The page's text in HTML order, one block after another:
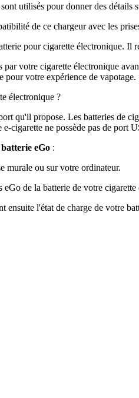
utilisés pour donner des détails
de ce chargeur avec les
pour cigarette électronique.
votre cigarette électronique
pour votre expérience de vapotage.
électronique ?
qu'il propose. Les batteries de
cigarette ne possède pas de port
eGo :
murale ou sur votre ordinateur.
de la batterie de votre cigarette
ensuite l'état de charge de votre